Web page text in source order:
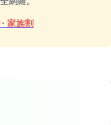
家族割